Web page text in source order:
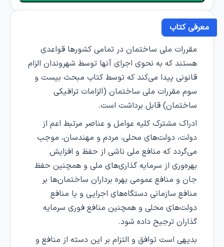
معرفی کتاب
مقررات ملی ساختمان در تمامی کشورها قواعدی
هستند که به نحوی اجرای آنها توسط شهروندان الزام
قانونی پیدا می‌کند که توسط کتاب مبحث بیست و
سوم مقررات ملی ساختمان (الزامات ترافیکی
ساختمان) قابل برداشت است.
ادراک مشترک کلیه عوامل و عناصر مرتبط اعم از
دولت، دولت‌های محلی، مردم و مهندسان، موجب
می‌گردد که منافع ملی ناشی از حفظ و افزایش
بهره‌وری از سرمایه گذاری‌های ملی و همچنین حفظ
جان و منافع عمومی بهره برداران ساختمان‌ها بر
منافع سازمانی دستگاه‌های اجرایی و یا منافع
دولت‌های محلی و همچنین منافع فوری سرمایه
گذاران ترجیح داده شود.
بدیهی است توافق و التزام بر این دسته از منافع و